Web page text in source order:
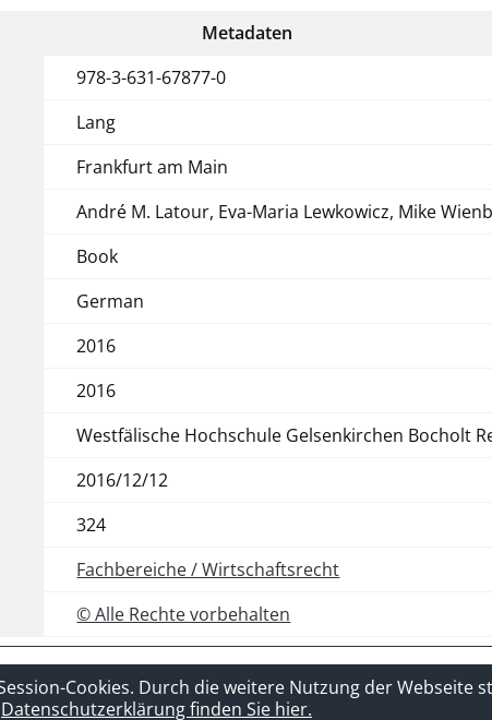
Metadaten
978-3-631-67877-0
Lang
Frankfurt am Main
André M. Latour, Eva-Maria Lewkowicz, Mike
Book
German
2016
2016
Westfälische Hochschule Gelsenkirchen Bocholt
2016/12/12
324
Fachbereiche / Wirtschaftsrecht
© Alle Rechte vorbehalten
Sitelinks
Cookies. Durch die weitere Nutzung der Webseite
Datenschutzerklärung finden Sie hier.